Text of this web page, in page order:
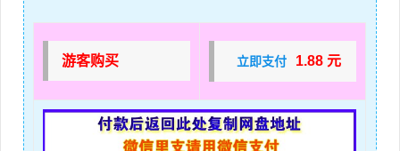
游客购买 立即支付 1.88 元